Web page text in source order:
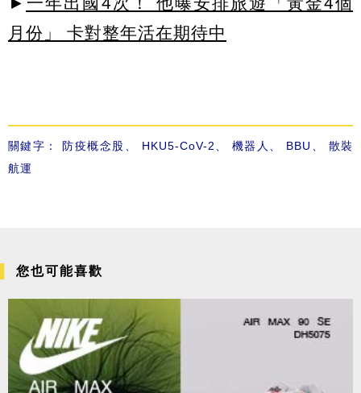
月份」 卡對整年活在期待中
關鍵字： 防疫概念股、 HKU5-CoV-2、 機器人 、 BBU 、 散裝
航運
您也可能喜歡